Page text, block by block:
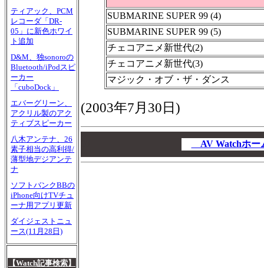
ティアック、PCM
レコーダ「DR-
05」に新色ホワイ
ト追加
D&M、独sonoroの
Bluetooth/iPodスピ
ーカー
「cuboDock」
エバーグリーン、
アクリル製のアク
ティブスピーカー
八木アンテナ、26
素子相当の高利得/
薄型地デジアンテ
ナ
ソフトバンクBBの
iPhone向けTVチュ
ーナ用アプリ更新
ダイジェストニュ
ース(11月28日)
【Watch記事検索】
SUBMARINE SUPER 99 (4)
SUBMARINE SUPER 99 (5)
チェコアニメ新世代(2)
チェコアニメ新世代(3)
マジック・オブ・ザ・ダンス
(2003年7月30日)
AV Watchホ